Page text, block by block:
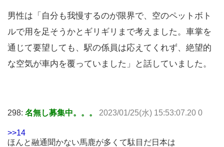
男性は「自分も我慢するのが限界で、空のペットボト
ルで用を足そうかとギリギリまで考えました。車掌を
通じて要望しても、駅の係員は応えてくれず、絶望的
な空気が車内を覆っていました」と話していました。
298: 名無し募集中。。。 2023/01/25(水) 15:53:07.20 0
>>14
ほんと融通聞かない馬鹿が多くて駄目だ日本は